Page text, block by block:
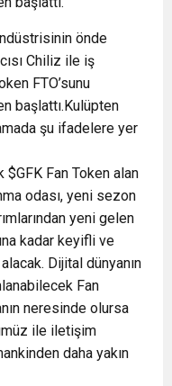
önde
Chiliz ile iş
FTO’sunu
başlattı.Kulüpten
şu ifadelere yer
$GFK Fan Token alan
odası, yeni sezon
yeni gelen
kadar keyifli ve
Dijital dünyanın
Fan
neresinde olursa
ile iletişim
daha yakın